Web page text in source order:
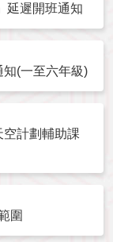
延遲開班通知
知(一至六年級)
計劃輔助課
圍